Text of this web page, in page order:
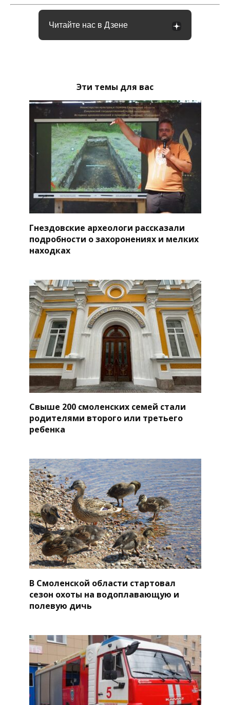
Читайте нас в Дзене
Эти темы для вас
Гнездовские археологи рассказали
подробности о захоронениях и мелких
находках
Свыше 200 смоленских семей стали
родителями второго или третьего
ребенка
В Смоленской области стартовал
сезон охоты на водоплавающую и
полевую дичь